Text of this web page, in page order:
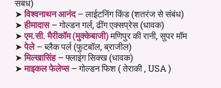
संबंध)
➤विश्वनाथन आनंद– लाईटनिंग किंड (शतरंज से संबंध)
➤हीमादास– गोल्डन गर्ल, ढींग एक्सप्रेस (धावक)
➤एम.सी. मैरीकॉम (मुक्केबाजी)मणिपुर की रानी, सुपर मॉम
➤पेले– ब्लैक पर्ल (फुटबॉल, ब्राजील)
➤मिल्खासिंह– फ्लाइंग सिक्ख (धावक)
➤माइकल फेलेप्स– गोल्डन फिश ( तेराकी , USA )